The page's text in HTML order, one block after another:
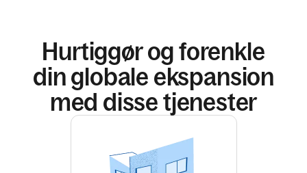
Hurtiggør og forenkle
din globale ekspansion
med disse tjenester